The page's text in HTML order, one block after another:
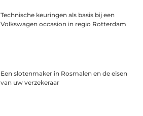
Technische keuringen als basis bij een
Volkswagen occasion in regio Rotterdam
Een slotenmaker in Rosmalen en de eisen
van uw verzekeraar